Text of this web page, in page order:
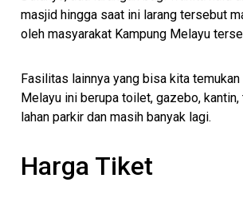
masjid hingga saat ini larang tersebut
oleh masyarakat Kampung Melayu
Fasilitas lainnya yang bisa kita temukan
Melayu ini berupa toilet, gazebo, kantin,
lahan parkir dan masih banyak lagi.
Harga Tiket